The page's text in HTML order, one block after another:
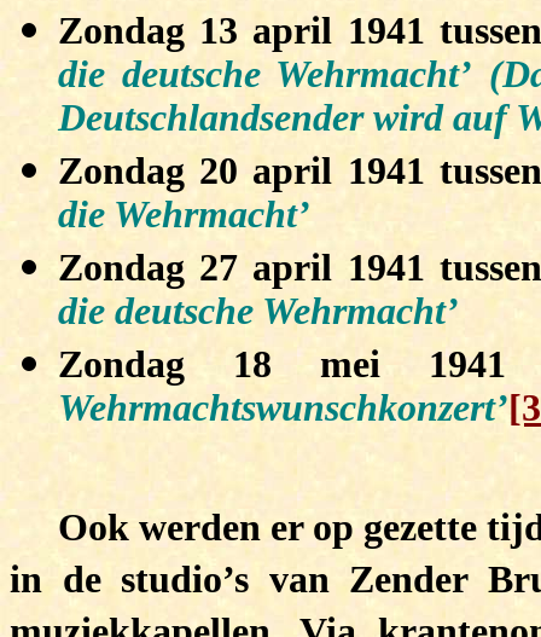
Zondag 13 april 1941
die deutsche Wehrmacht’
Deutschlandsender wird auf
Zondag 20 april 1941
die Wehrmacht’
Zondag 27 april 1941
die deutsche Wehrmacht’
Zondag 18 mei
Wehrmachtswunschkonzert’
Ook werden er op gezette
in de studio’s van Zender